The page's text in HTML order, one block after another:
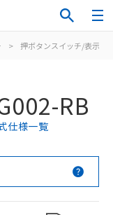
> 押ボタンスイッチ/表示灯
RB
仕様一覧